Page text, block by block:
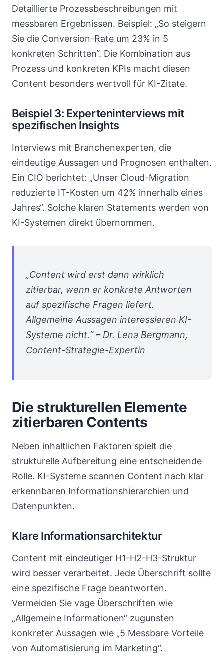
Detaillierte Prozessbeschreibungen mit
messbaren Ergebnissen. Beispiel: „So steigern
Sie die Conversion-Rate um 23% in 5
konkreten Schritten“. Die Kombination aus
Prozess und konkreten KPIs macht diesen
Content besonders wertvoll für KI-Zitate.
Beispiel 3: Experteninterviews mit
spezifischen Insights
Interviews mit Branchenexperten, die
eindeutige Aussagen und Prognosen enthalten.
Ein CIO berichtet: „Unser Cloud-Migration
reduzierte IT-Kosten um 42% innerhalb eines
Jahres“. Solche klaren Statements werden von
KI-Systemen direkt übernommen.
„Content wird erst dann wirklich
zitierbar, wenn er konkrete Antworten
auf spezifische Fragen liefert.
Allgemeine Aussagen interessieren KI-
Systeme nicht.“ – Dr. Lena Bergmann,
Content-Strategie-Expertin
Die strukturellen Elemente
zitierbaren Contents
Neben inhaltlichen Faktoren spielt die
strukturelle Aufbereitung eine entscheidende
Rolle. KI-Systeme scannen Content nach klar
erkennbaren Informationshierarchien und
Datenpunkten.
Klare Informationsarchitektur
Content mit eindeutiger H1-H2-H3-Struktur
wird besser verarbeitet. Jede Überschrift sollte
eine spezifische Frage beantworten.
Vermeiden Sie vage Überschriften wie
„Allgemeine Informationen“ zugunsten
konkreter Aussagen wie „5 Messbare Vorteile
von Automatisierung im Marketing“.